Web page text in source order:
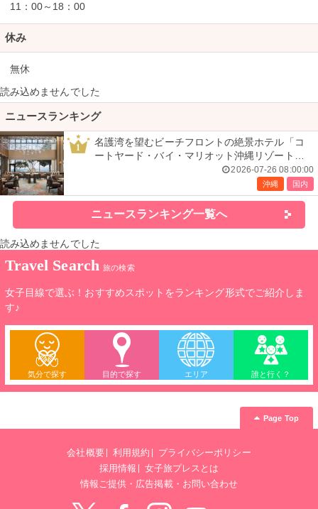
11：00～18：00
休み
無休
読み込めませんでした
ニュースランキング
1
名護湾を望むビーチフロントの絶景ホテル「コ
ートヤード・バイ・マリオット沖縄リゾート」
で叶える贅沢ステイ＜宿泊レポ＞2026-07-26 08:00:00
沖縄 国内
ニュースランキング一覧へ
読み込めませんでした
Travel Search 旅の検索
女子目線で選ぶ！おすすめスポットをランキング形式でご紹介しま
す♪
気分で探す 目的で探す エリア 誰と行く？
Page Top
会社概要 利用規約
プライバシーポリシー
採用情報
女子旅プレスとは
情報ご提供・広告掲載・お問い合わせ